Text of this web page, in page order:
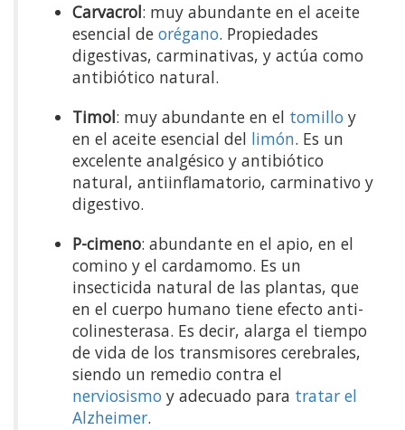
Carvacrol: muy abundante en el aceite
esencial de orégano. Propiedades
digestivas, carminativas, y actúa como
antibiótico natural.
Timol: muy abundante en el tomillo y
en el aceite esencial del limón. Es un
excelente analgésico y antibiótico
natural, antiinflamatorio, carminativo y
digestivo.
P-cimeno: abundante en el apio, en el
comino y el cardamomo. Es un
insecticida natural de las plantas, que
en el cuerpo humano tiene efecto anti-
colinesterasa. Es decir, alarga el tiempo
de vida de los transmisores cerebrales,
siendo un remedio contra el
nerviosismo y adecuado para tratar el
Alzheimer.